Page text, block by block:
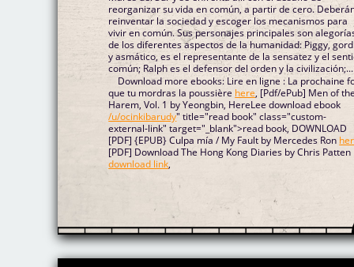
reorganizar su vida en común, a partir de cero.
reinventar la sociedad y escoger los mecanismos para
vivir en común. Sus personajes principales son
de los diferentes aspectos de la humanidad: Piggy,
y asmático, es el representante de la sensatez y el
común; Ralph es el defensor del orden y la civilización;...
Download more ebooks: Lire en ligne : La prochaine
que tu mordras la poussière here, [Pdf/ePub] Men of
Harem, Vol. 1 by Yeongbin, HereLee download ebook
/u/ocinkibarudy" title="read book" class="custom-
external-link" target="_blank">read book, DOWNLOAD
[PDF] {EPUB} Culpa mía / My Fault by Mercedes Ron
[PDF] Download The Hong Kong Diaries by Chris Patten
download link,